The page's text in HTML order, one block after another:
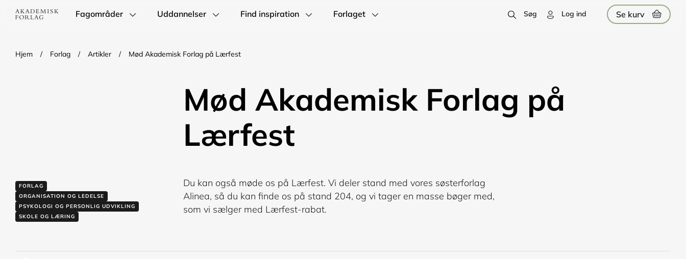
Main
Fagområder Uddannelser Find inspiration Forlaget Søg Log ind Se kurv
Hjem / Forlag / Artikler / Mød Akademisk Forlag på Lærfest
Mød Akademisk Forlag på
Lærfest
FORLAG
ORGANISATION OG LEDELSE
PSYKOLOGI OG PERSONLIG UDVIKLING
SKOLE OG LÆRING
Du kan også møde os på Lærfest. Vi deler stand med vores søsterforlag
Alinea, så du kan finde os på stand 204, og vi tager en masse bøger med,
som vi sælger med Lærfest-rabat.